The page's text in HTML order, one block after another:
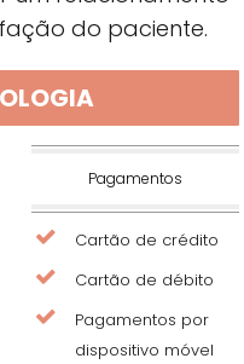
do paciente.
Pagamentos
Cartão de crédito
Cartão de débito
Pagamentos por
dispositivo móvel